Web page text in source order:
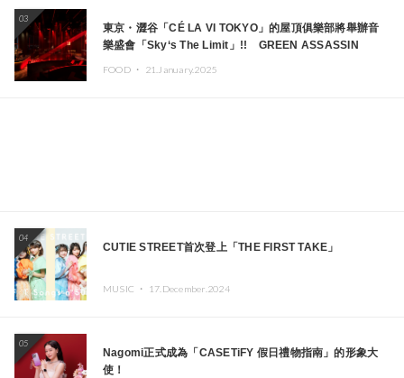
03
東京・澀谷「CÉ LA VI TOKYO」的屋頂俱樂部將舉辦音
樂盛會「Sky‘s The Limit」!! GREEN ASSASSIN
FOOD ・ 21.January.2025
04
CUTIE STREET首次登上「THE FIRST TAKE」
MUSIC ・ 17.December.2024
05
Nagomi正式成為「CASETiFY 假日禮物指南」的形象大
使！